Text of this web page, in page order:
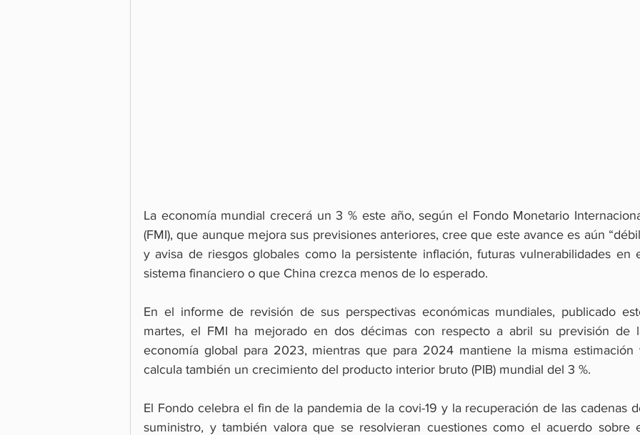
La economía mundial crecerá un 3 % este año, según el Fondo Monetario
(FMI), que aunque mejora sus previsiones anteriores, cree que este avance es aún
y avisa de riesgos globales como la persistente inflación, futuras vulnerabilidades en
sistema financiero o que China crezca menos de lo esperado.
En el informe de revisión de sus perspectivas económicas mundiales, publicado
martes, el FMI ha mejorado en dos décimas con respecto a abril su previsión de
economía global para 2023, mientras que para 2024 mantiene la misma estimación
calcula también un crecimiento del producto interior bruto (PIB) mundial del 3 %.
El Fondo celebra el fin de la pandemia de la covi-19 y la recuperación de las cadenas
suministro, y también valora que se resolvieran cuestiones como el acuerdo sobre